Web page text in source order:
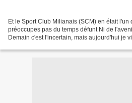
Et le Sport Club Milianais (SCM) en était l'un
préoccupes pas du temps défunt Ni de
Demain c'est l'incertain, mais aujourd'hui je